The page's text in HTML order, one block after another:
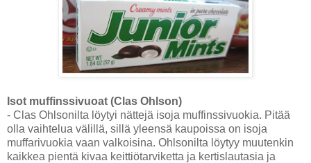
Isot muffinssivuoat (Clas Ohlson)
- Clas Ohlsonilta löytyi nättejä isoja muffinssivuokia. Pitää
olla vaihtelua välillä, sillä yleensä kaupoissa on isoja
muffarivuokia vaan valkoisina. Ohlsonilta löytyy muutenkin
kaikkea pientä kivaa keittiötarviketta ja kertislautasia ja